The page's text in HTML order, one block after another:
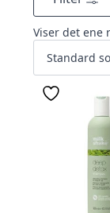
Viser det ene